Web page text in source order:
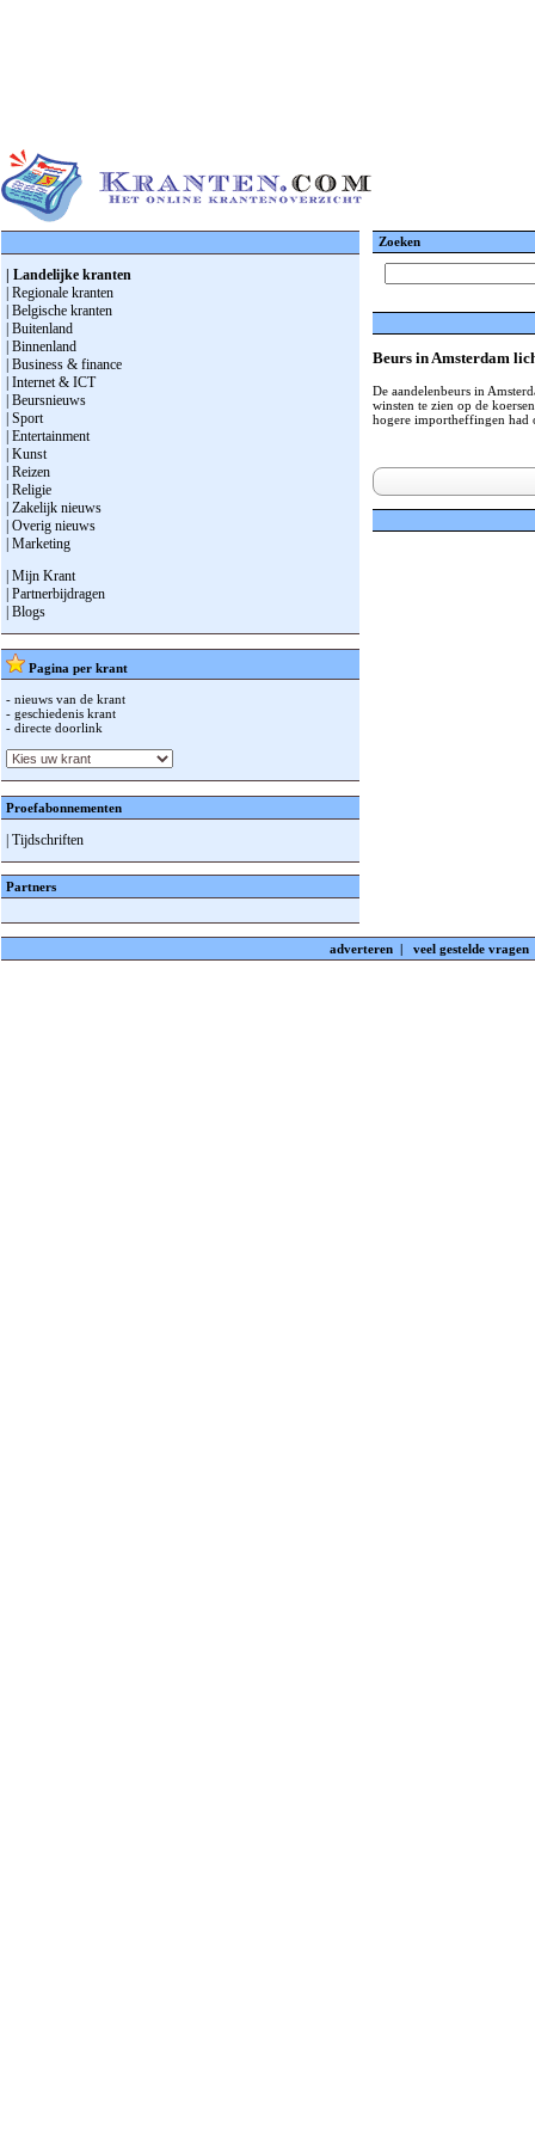
| Landelijke kranten
| Regionale kranten
| Belgische kranten
| Buitenland
| Binnenland
| Business & finance
| Internet & ICT
| Beursnieuws
| Sport
| Entertainment
| Kunst
| Reizen
| Religie
| Zakelijk nieuws
| Overig nieuws
| Marketing
| Mijn Krant
| Partnerbijdragen
| Blogs
Pagina per krant
- nieuws van de krant
- geschiedenis krant
- directe doorlink
Proefabonnementen
| Tijdschriften
Partners
Zoeken
Beurs in Amsterdam
De aandelenbeurs in
winsten te zien op de
hogere importheffingen had
adverteren | veel gestelde vragen